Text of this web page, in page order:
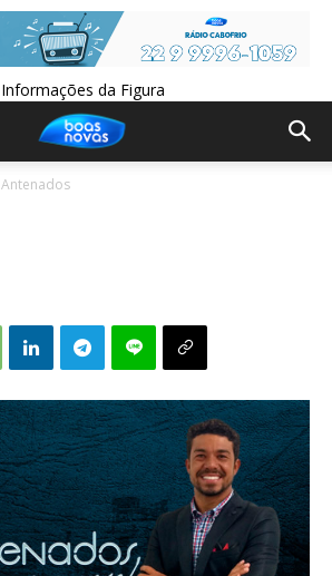
Informações da Figura
Antenados